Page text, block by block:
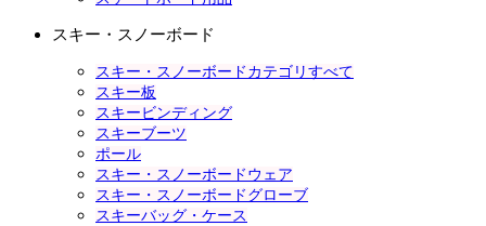
スキー・スノーボード
スキー・スノーボードカテゴリすべて
スキー板
スキービンディング
スキーブーツ
ポール
スキー・スノーボードウェア
スキー・スノーボードグローブ
スキーバッグ・ケース